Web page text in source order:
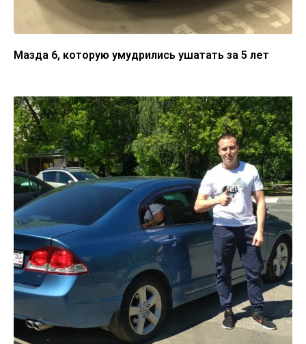
Мазда 6, которую умудрились ушатать за 5 лет